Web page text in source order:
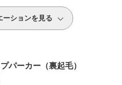
ーションを見る
パーカー（裏起毛）